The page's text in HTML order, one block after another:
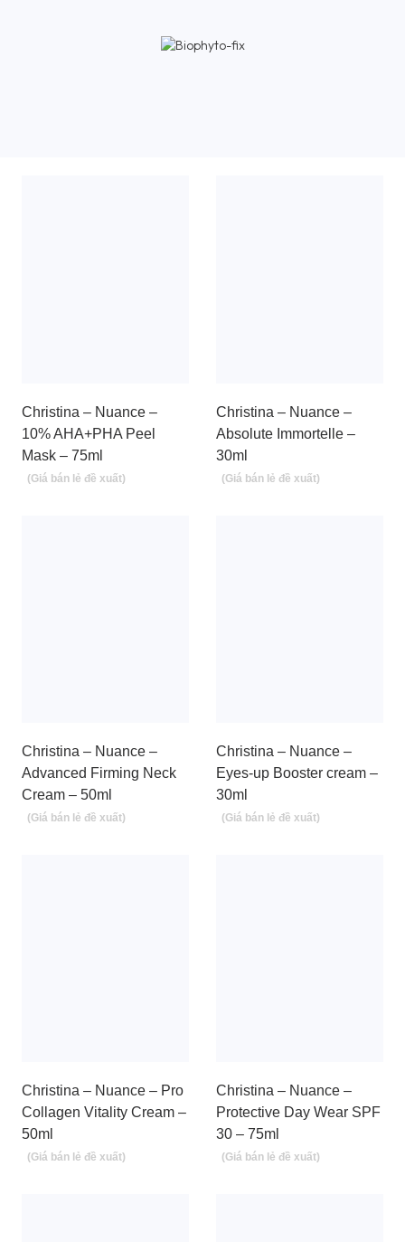
Christina – Nuance –
10% AHA+PHA Peel
Mask – 75ml
Christina – Nuance –
Absolute Immortelle –
30ml
Christina – Nuance –
Advanced Firming Neck
Cream – 50ml
Christina – Nuance –
Eyes-up Booster cream –
30ml
Christina – Nuance – Pro
Collagen Vitality Cream –
50ml
Christina – Nuance –
Protective Day Wear SPF
30 – 75ml